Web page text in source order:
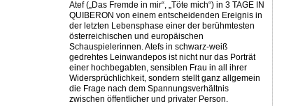
Atef („Das Fremde in mir“, „Töte mich“) in 3 TAGE IN
QUIBERON von einem entscheidenden Ereignis in
der letzten Lebensphase einer der berühmtesten
österreichischen und europäischen
Schauspielerinnen. Atefs in schwarz-weiß
gedrehtes Leinwandepos ist nicht nur das Porträt
einer hochbegabten, sensiblen Frau in all ihrer
Widersprüchlichkeit, sondern stellt ganz allgemein
die Frage nach dem Spannungsverhältnis
zwischen öffentlicher und privater Person.